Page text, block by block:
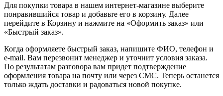
Для покупки товара в нашем интернет-магазине выберите
понравившийся товар и добавьте его в корзину. Далее
перейдите в Корзину и нажмите на «Оформить заказ» или
«Быстрый заказ».
Когда оформляете быстрый заказ, напишите ФИО, телефон и
e-mail. Вам перезвонит менеджер и уточнит условия заказа.
По результатам разговора вам придет подтверждение
оформления товара на почту или через СМС. Теперь останется
только ждать доставки и радоваться новой покупке.